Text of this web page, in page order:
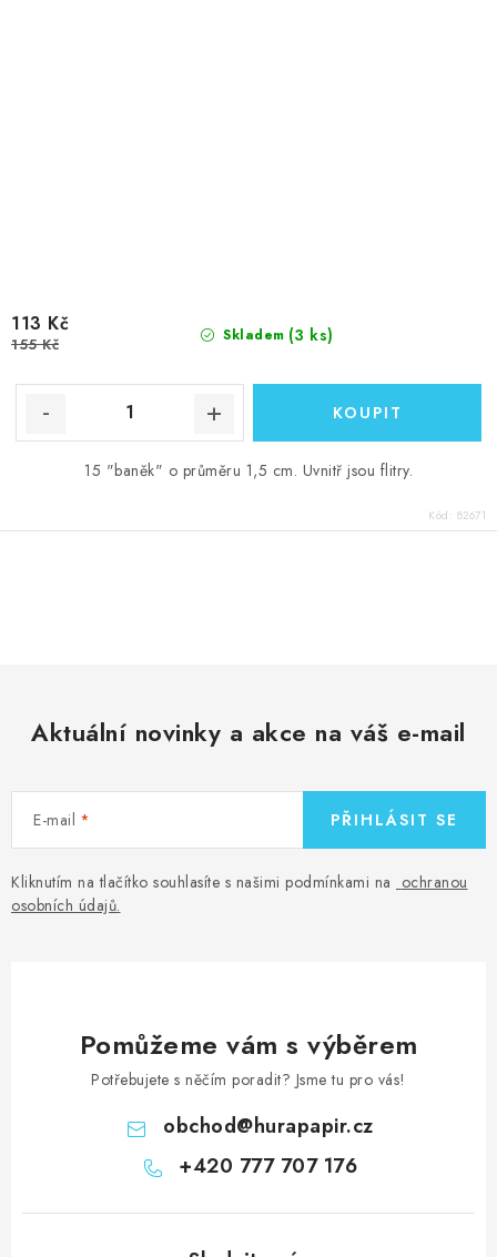
Skladem (3 ks)
113 Kč
155 Kč
15 "baněk" o průměru 1,5 cm. Uvnitř jsou flitry.
Kód: 82671
í
r
v
k
Aktuální novinky a akce na váš e-mail
E-mail
Kliknutím na tlačítko souhlasíte s našimi podmínkami na ochranou
osobních údajů.
PŘIHLÁSIT SE
Pomůžeme vám s výběrem
Potřebujete s něčím poradit? Jsme tu pro vás!
obchod@hurapapir.cz
+420 777 707 176